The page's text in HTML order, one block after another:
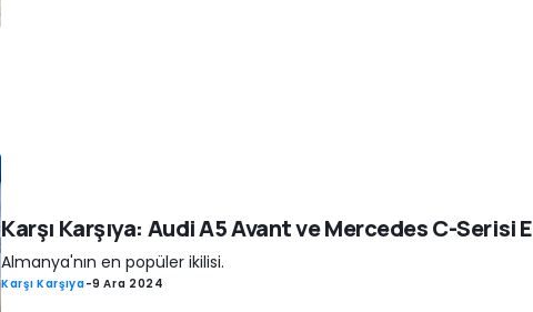
Karşı Karşıya: Audi A5 Avant ve Mercedes C-Serisi
Almanya'nın en popüler ikilisi.
Karşı Karşıya-9 Ara 2024